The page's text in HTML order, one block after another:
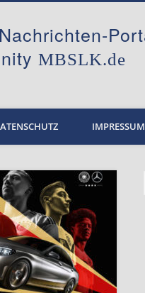
MBSLK.de
IMPRESSUM